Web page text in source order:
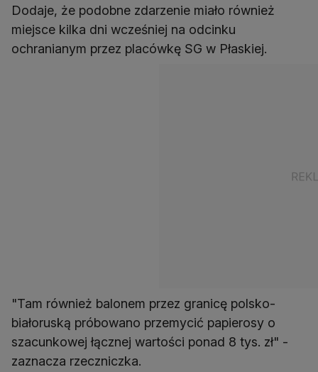
Dodaje, że podobne zdarzenie miało również
miejsce kilka dni wcześniej na odcinku
ochranianym przez placówkę SG w Płaskiej.
"Tam również balonem przez granicę polsko-
białoruską próbowano przemycić papierosy o
szacunkowej łącznej wartości ponad 8 tys. zł" -
zaznacza rzeczniczka.